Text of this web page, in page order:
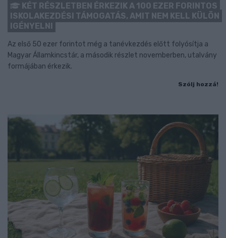
KÉT RÉSZLETBEN ÉRKEZIK A 100 EZER FORINTOS
ISKOLAKEZDÉSI TÁMOGATÁS, AMIT NEM KELL KÜLÖN
IGÉNYELNI
Az első 50 ezer forintot még a tanévkezdés előtt folyósítja a
Magyar Államkincstár, a második részlet novemberben, utalvány
formájában érkezik.
Szólj hozzá!